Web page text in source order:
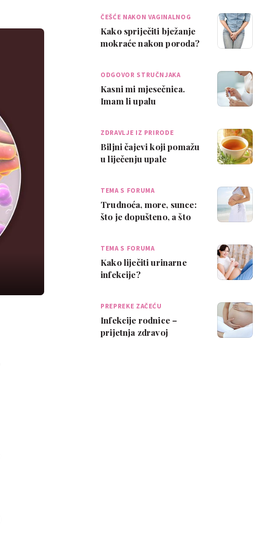
ČEŠĆE NAKON VAGINALNOG
Kako spriječiti bježanje
mokraće nakon poroda?
ODGOVOR STRUČNJAKA
Kasni mi mjesečnica.
Imam li upalu
ZDRAVLJE IZ PRIRODE
Biljni čajevi koji pomažu
u liječenju upale
TEMA S FORUMA
Trudnoća, more, sunce:
što je dopušteno, a što
TEMA S FORUMA
Kako liječiti urinarne
infekcije?
PREPREKE ZAČEĆU
Infekcije rodnice –
prijetnja zdravoj